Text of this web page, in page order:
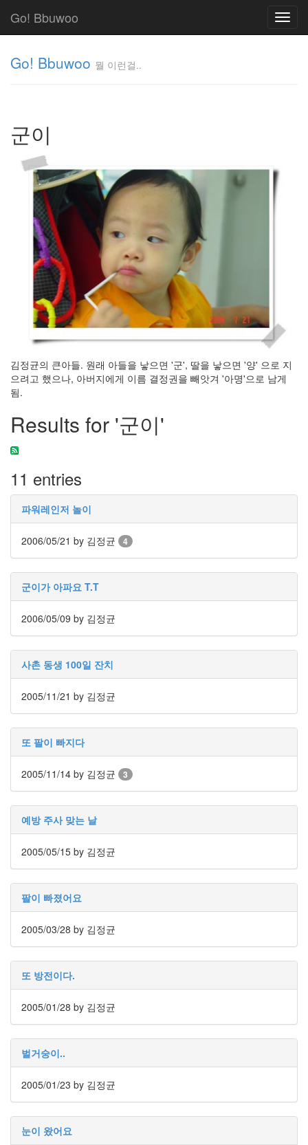
Go! Bbuwoo
Go! Bbuwoo 뭘 이런걸..
군이
김정균의 큰아들. 원래 아들을 낳으면 '군', 딸을 낳으면 '양' 으로 지
으려고 했으나, 아버지에게 이름 결정권을 빼앗겨 '아명'으로 남게
됨.
Results for '군이'
11 entries
파워레인저 놀이
2006/05/21 by 김정균 4
군이가 아파요 T.T
2006/05/09 by 김정균
사촌 동생 100일 잔치
2005/11/21 by 김정균
또 팔이 빠지다
2005/11/14 by 김정균 3
예방 주사 맞는 날
2005/05/15 by 김정균
팔이 빠졌어요
2005/03/28 by 김정균
또 방전이다.
2005/01/28 by 김정균
벌거숭이..
2005/01/23 by 김정균
눈이 왔어요
걸..
김
AnNyung
Firefox
Mozilla
군
이
준
L10N
iPutty
AnNyung
LInux
Find!
Categories
전
체
192
주
절
30
군
이
11
고
지
3
Tech
143
안
리
눅
스
42
프
로
57